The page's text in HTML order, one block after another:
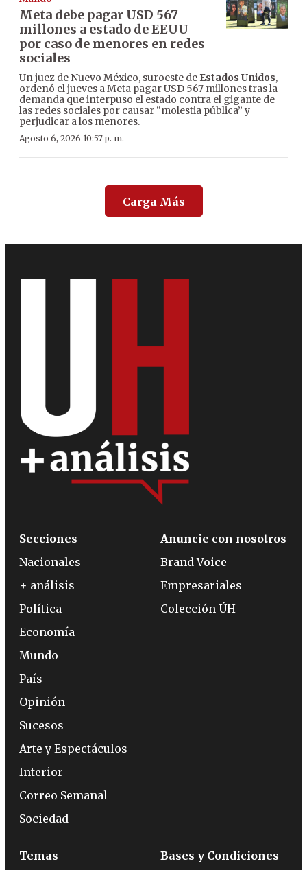
Meta debe pagar USD 567
millones a estado de EEUU
por caso de menores en redes
sociales
Un juez de Nuevo México, suroeste de Estados Unidos,
ordenó el jueves a Meta pagar USD 567 millones tras la
demanda que interpuso el estado contra el gigante de
las redes sociales por causar “molestia pública” y
perjudicar a los menores.
Agosto 6, 2026 10:57 p. m.
Carga Más
Secciones
Nacionales
+ análisis
Política
Economía
Mundo
País
Opinión
Sucesos
Arte y Espectáculos
Interior
Correo Semanal
Sociedad
Anuncie con nosotros
Brand Voice
Empresariales
Colección ÚH
Temas Bases y Condiciones